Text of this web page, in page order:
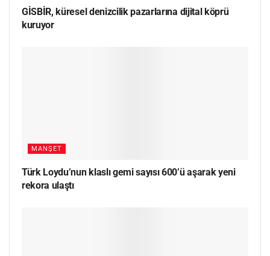
GİSBİR, küresel denizcilik pazarlarına dijital köprü
kuruyor
MANŞET
Türk Loydu’nun klaslı gemi sayısı 600’ü aşarak yeni
rekora ulaştı